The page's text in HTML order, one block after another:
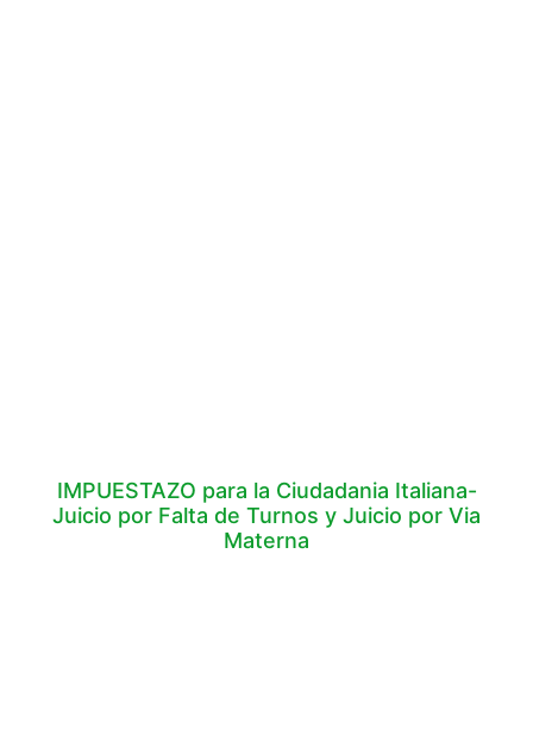
IMPUESTAZO para la Ciudadania Italiana-
Juicio por Falta de Turnos y Juicio por Via
Materna